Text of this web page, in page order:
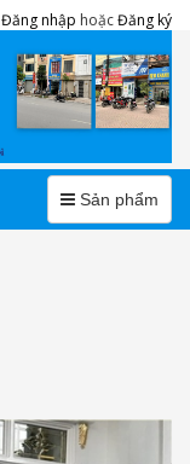
Đăng nhập hoặcĐăng ký
MenuSản phẩm